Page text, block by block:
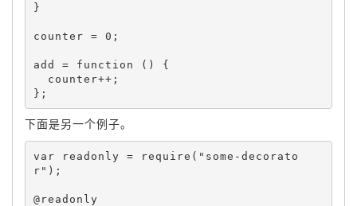
}
counter = 0 ;
add = function ( )
{
  counter
++ ;
} ;
下面是另一个例子。
var readonly = require ( "some-decorato
r" ) ;